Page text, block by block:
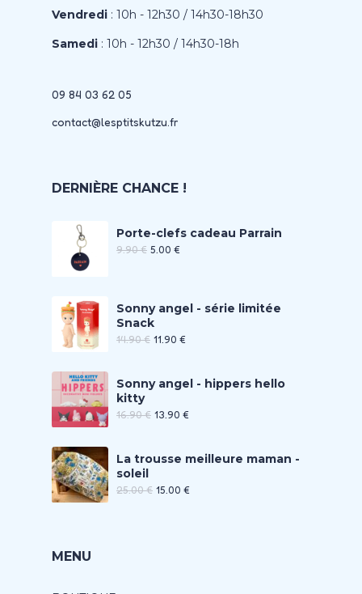
Vendredi : 10h - 12h30 / 14h30-18h30
Samedi : 10h - 12h30 / 14h30-18h
09 84 03 62 05
contact@lesptitskutzu.fr
DERNIÈRE CHANCE !
Porte-clefs cadeau Parrain
9.90€ 5.00 €
Sonny angel - série limitée
Snack
14.90€ 11.90 €
Sonny angel - hippers hello
kitty
16.90€ 13.90 €
La trousse meilleure maman -
soleil
25.00€ 15.00 €
MENU